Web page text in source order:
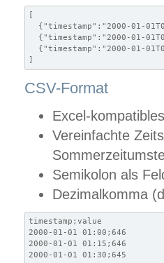
[
{"timestamp":"2000-01-
{"timestamp":"2000-01-
{"timestamp":"2000-01-
]
CSV-Format
Excel-
Vereinfachte
Semikolon als
Dezimalkomma
timestamp;value
2000-01-01 01:00;646
2000-01-01 01:15;646
2000-01-01 01:30;645